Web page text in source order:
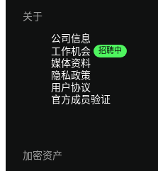
关于
公司信息
工作机会
招聘中
媒体资料
隐私政策
用户协议
官方成员验证
加密资产